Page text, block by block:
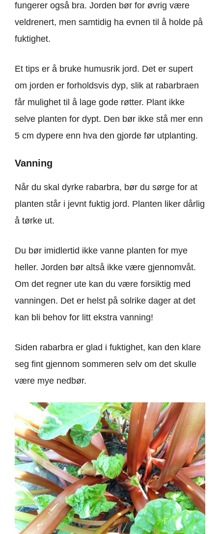
fungerer også bra. Jorden bør for øvrig være
veldrenert, men samtidig ha evnen til å holde på
fuktighet.
Et tips er å bruke humusrik jord. Det er supert
om jorden er forholdsvis dyp, slik at rabarbraen
får mulighet til å lage gode røtter. Plant ikke
selve planten for dypt. Den bør ikke stå mer enn
5 cm dypere enn hva den gjorde før utplanting.
Vanning
Når du skal dyrke rabarbra, bør du sørge for at
planten står i jevnt fuktig jord. Planten liker dårlig
å tørke ut.
Du bør imidlertid ikke vanne planten for mye
heller. Jorden bør altså ikke være gjennomvåt.
Om det regner ute kan du være forsiktig med
vanningen. Det er helst på solrike dager at det
kan bli behov for litt ekstra vanning!
Siden rabarbra er glad i fuktighet, kan den klare
seg fint gjennom sommeren selv om det skulle
være mye nedbør.